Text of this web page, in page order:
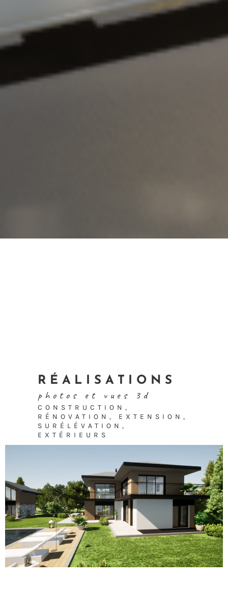
RÉALISATIONS
photos et vues 3d
CONSTRUCTION,
RÉNOVATION, EXTENSION,
SURÉLÉVATION,
EXTÉRIEURS